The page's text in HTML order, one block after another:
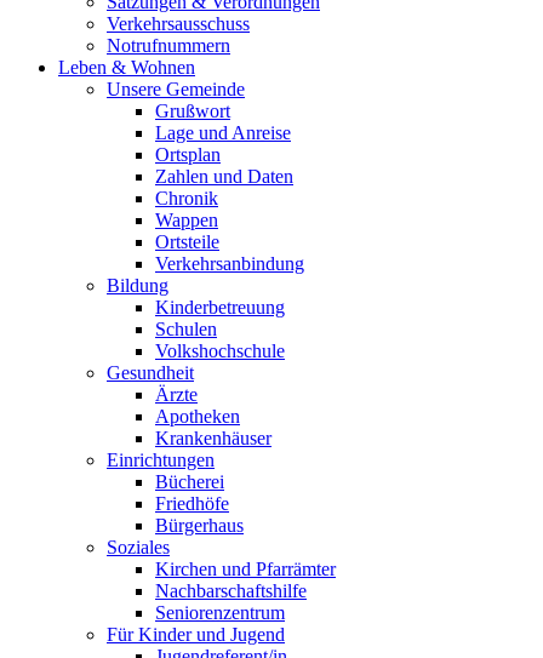
Verkehrsausschuss
Notrufnummern
Leben & Wohnen
Unsere Gemeinde
Grußwort
Lage und Anreise
Ortsplan
Zahlen und Daten
Chronik
Wappen
Ortsteile
Verkehrsanbindung
Bildung
Kinderbetreuung
Schulen
Volkshochschule
Gesundheit
Ärzte
Apotheken
Krankenhäuser
Einrichtungen
Bücherei
Friedhöfe
Bürgerhaus
Soziales
Kirchen und Pfarrämter
Nachbarschaftshilfe
Seniorenzentrum
Für Kinder und Jugend